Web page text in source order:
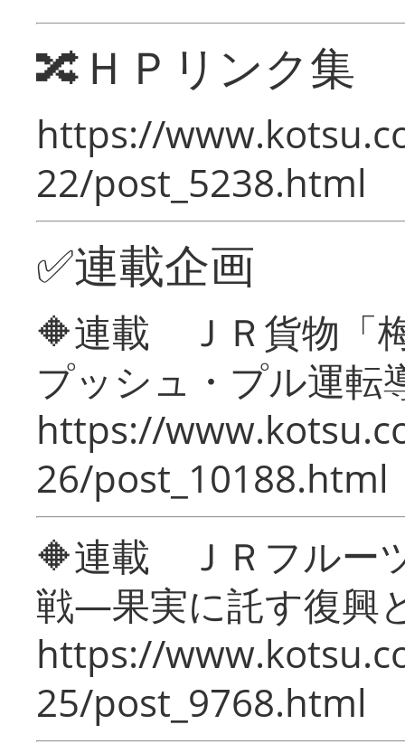
🔀ＨＰリンク集
https://
22/post_5238.html
✅連載企画
🔶連載 ＪＲ貨物「
プッシュ・プル運転
https://
26/post_10188.html
🔶連載 ＪＲフルー
戦―果実に託す復興
https://
25/post_9768.html